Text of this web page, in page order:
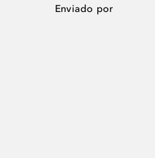
Enviado por